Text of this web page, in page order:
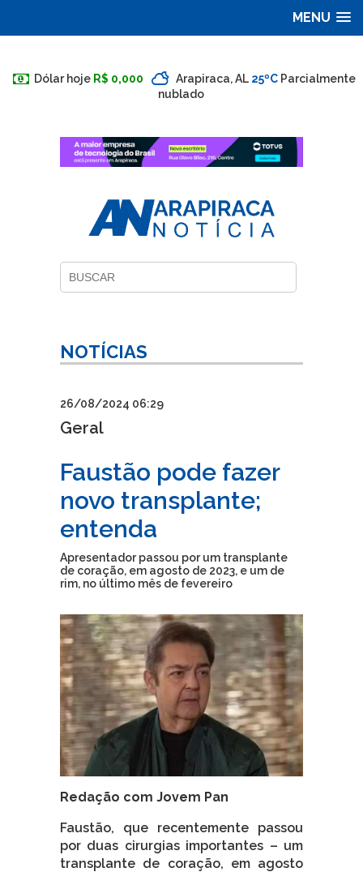
MENU
Dólar hoje R$ 0,000 Arapiraca, AL 25ºC Parcialmente
nublado
NOTÍCIAS
26/08/2024 06:29
Geral
Faustão pode fazer
novo transplante;
entenda
Apresentador passou por um transplante
de coração, em agosto de 2023, e um de
rim, no último mês de fevereiro
Redação com Jovem Pan
Faustão, que recentemente passou
por duas cirurgias importantes – um
transplante de coração, em agosto